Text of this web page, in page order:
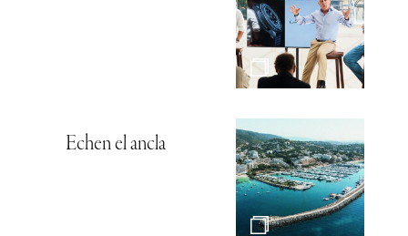
Echen el ancla